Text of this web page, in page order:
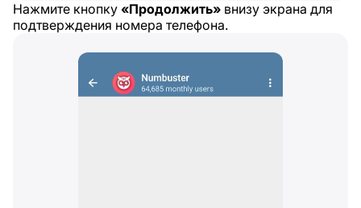
Нажмите кнопку «Продолжить» внизу экрана для
подтверждения номера телефона.